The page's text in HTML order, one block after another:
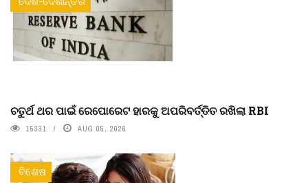
ଚତୁର୍ଥ ଥର ପାଇଁ ରେପୋରେଟ ହାରକୁ ଅପରିବର୍ତ୍ତିତ ରଖିଲା RBI
15331 AUG 05, 2026
ବିଶେଷ